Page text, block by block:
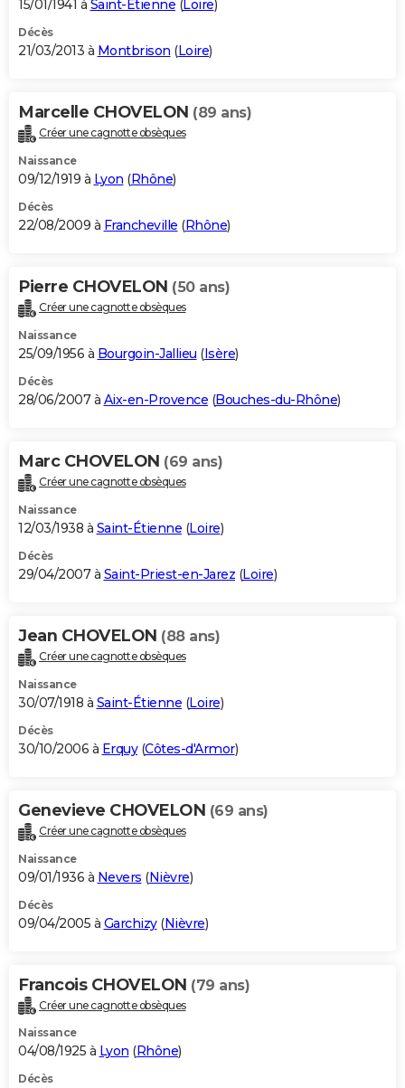
15/01/1941 à Saint-Étienne (Loire)
Décès
21/03/2013 à Montbrison (Loire)
Marcelle CHOVELON (89 ans)
Créer une cagnotte obsèques
Naissance
09/12/1919 à Lyon (Rhône)
Décès
22/08/2009 à Francheville (Rhône)
Pierre CHOVELON (50 ans)
Créer une cagnotte obsèques
Naissance
25/09/1956 à Bourgoin-Jallieu (Isère)
Décès
28/06/2007 à Aix-en-Provence (Bouches-du-Rhône)
Marc CHOVELON (69 ans)
Créer une cagnotte obsèques
Naissance
12/03/1938 à Saint-Étienne (Loire)
Décès
29/04/2007 à Saint-Priest-en-Jarez (Loire)
Jean CHOVELON (88 ans)
Créer une cagnotte obsèques
Naissance
30/07/1918 à Saint-Étienne (Loire)
Décès
30/10/2006 à Erquy(Côtes-d'Armor)
Genevieve CHOVELON (69 ans)
Créer une cagnotte obsèques
Naissance
09/01/1936 à Nevers (Nièvre)
Décès
09/04/2005 à Garchizy(Nièvre)
Francois CHOVELON (79 ans)
Créer une cagnotte obsèques
Naissance
04/08/1925 à Lyon (Rhône)
Décès